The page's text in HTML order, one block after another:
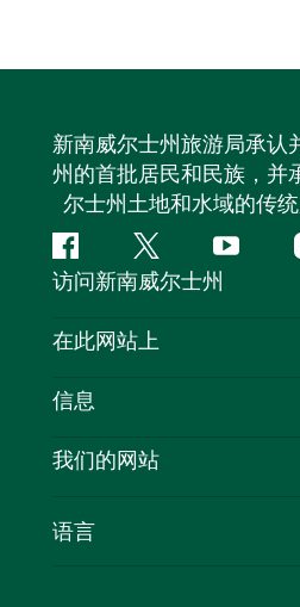
新南威尔士州旅游局承认
州的首批居民和民族，并
尔士州土地和水域的传统
Facebook叽
叽
喳
访问新南威尔士州
联系我们
隐私
Cookie 通知
在此网站上
目的地
新南威尔士州公路旅行
活动
信息
旅行信息
新南威尔士州的商业
我们的网站
语言